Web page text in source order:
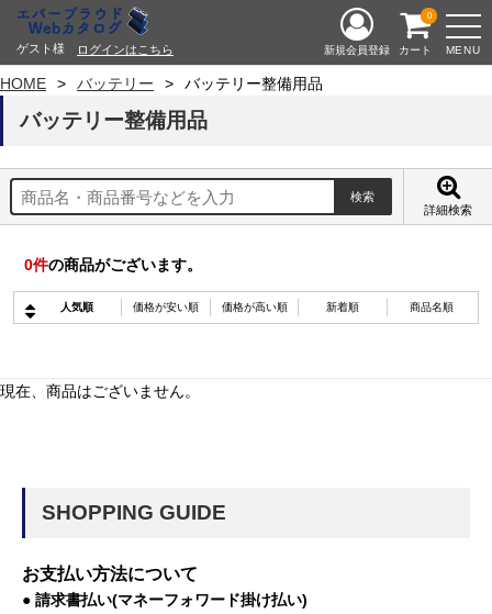
ゲスト様 ログインはこちら MENU
新規会員登録 カート
0
HOME バッテリー バッテリー整備用品
バッテリー整備用品
詳細検索
0件の商品がございます。
人気順 価格が安い順 価格が高い順 新着順 商品名順
現在、商品はございません。
SHOPPING GUIDE
お支払い方法について
● 請求書払い(マネーフォワード掛け払い)